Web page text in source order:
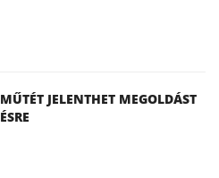
JELENTHET MEGOLDÁST